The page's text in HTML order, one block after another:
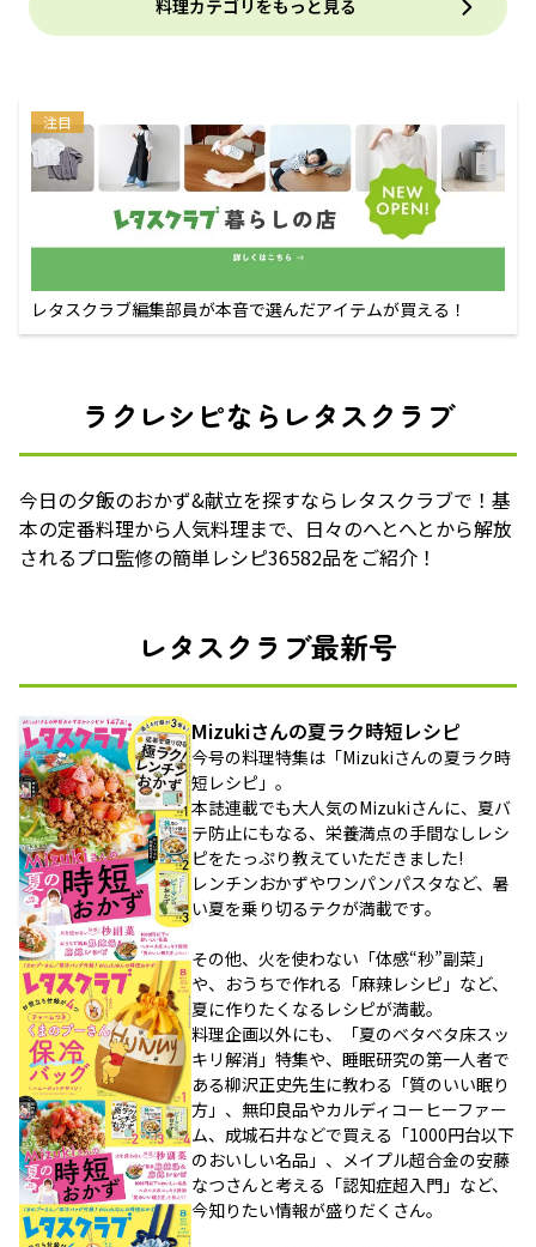
料理カテゴリをもっと見る
注目
レタスクラブ編集部員が本音で選んだアイテムが買える！
ラクレシピならレタスクラブ
今日の夕飯のおかず&献立を探すならレタスクラブで！基
本の定番料理から人気料理まで、日々のへとへとから解放
されるプロ監修の簡単レシピ36582品をご紹介！
レタスクラブ最新号
Mizukiさんの夏ラク時短レシピ
今号の料理特集は「Mizukiさんの夏ラク時
短レシピ」。
本誌連載でも大人気のMizukiさんに、夏バ
テ防止にもなる、栄養満点の手間なしレシ
ピをたっぷり教えていただきました!
レンチンおかずやワンパンパスタなど、暑
い夏を乗り切るテクが満載です。
その他、火を使わない「体感“秒”副菜」
や、おうちで作れる「麻辣レシピ」など、
夏に作りたくなるレシピが満載。
料理企画以外にも、「夏のベタベタ床スッ
キリ解消」特集や、睡眠研究の第一人者で
ある柳沢正史先生に教わる「質のいい眠り
方」、無印良品やカルディコーヒーファー
ム、成城石井などで買える「1000円台以下
のおいしい名品」、メイプル超合金の安藤
なつさんと考える「認知症超入門」など、
今知りたい情報が盛りだくさん。